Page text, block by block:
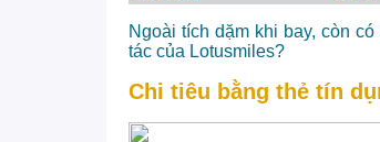
Ngoài tích dặm khi bay, còn
tác của Lotusmiles?
Chi tiêu bằng thẻ tín